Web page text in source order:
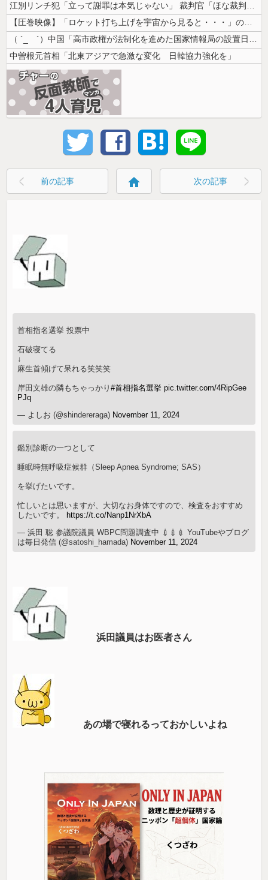
江別リンチ犯「立って謝罪は本気じゃない」 裁判官「ほな裁判で土下座して...
【圧巻映像】「ロケット打ち上げを宇宙から見ると・・・」の動画が衝撃的
（ ´_ゝ`）中国「高市政権が法制化を進めた国家情報局の設置日が7月3...
中曽根元首相「北東アジアで急激な変化 日韓協力強化を」
前の記事 home 次の記事
首相指名選挙 投票中
石破寝てる
↓
麻生首傾げて呆れる笑笑笑
岸田文雄の隣もちゃっかり#首相指名選挙 pic.twitter.com/4RipGee
PJq
— よしお (@shindereraga) November 11, 2024
鑑別診断の一つとして
睡眠時無呼吸症候群（Sleep Apnea Syndrome; SAS）
を挙げたいです。
忙しいとは思いますが、大切なお身体ですので、検査をおすすめ
したいです。
https://t.co/Nanp1NrXbA
— 浜田 聡 参議院議員 WBPC問題調査中 💉💉💉 YouTubeやブログ
は毎日発信 (@satoshi_hamada) November 11, 2024
浜田議員はお医者さん
あの場で寝れるっておかしいよね